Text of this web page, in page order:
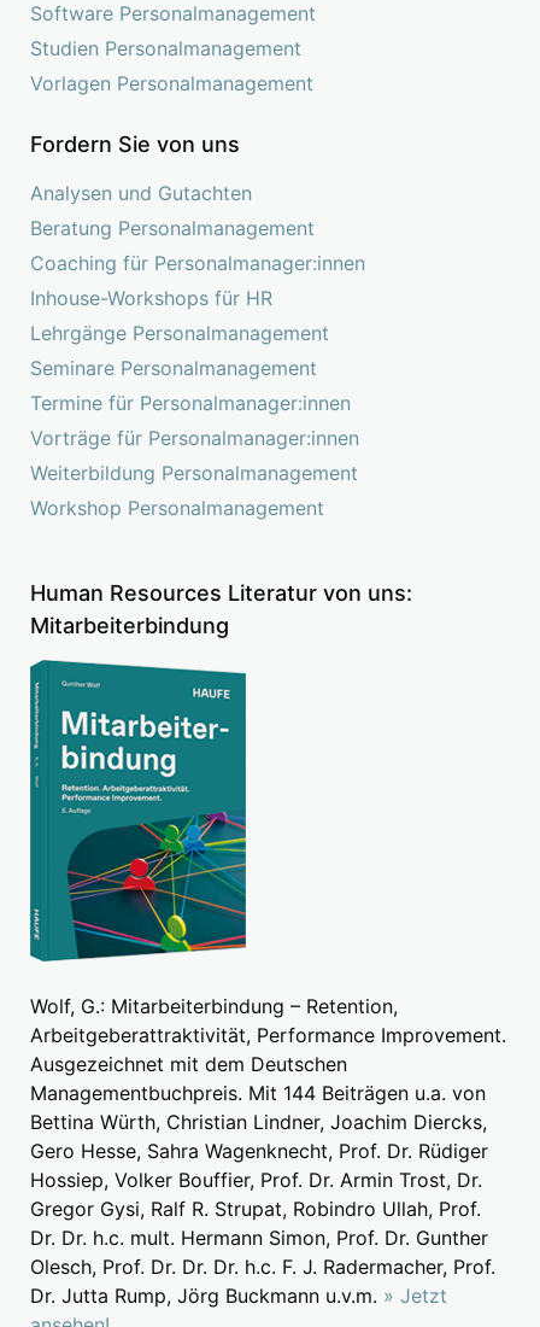
Software Personalmanagement
Studien Personalmanagement
Vorlagen Personalmanagement
Fordern Sie von uns
Analysen und Gutachten
Beratung Personalmanagement
Coaching für Personalmanager:innen
Inhouse-Workshops für HR
Lehrgänge Personalmanagement
Seminare Personalmanagement
Termine für Personalmanager:innen
Vorträge für Personalmanager:innen
Weiterbildung Personalmanagement
Workshop Personalmanagement
Human Resources Literatur von uns:
Mitarbeiterbindung
Wolf, G.: Mitarbeiterbindung – Retention,
Arbeitgeberattraktivität, Performance Improvement.
Ausgezeichnet mit dem Deutschen
Managementbuchpreis. Mit 144 Beiträgen u.a. von
Bettina Würth, Christian Lindner, Joachim Diercks,
Gero Hesse, Sahra Wagenknecht, Prof. Dr. Rüdiger
Hossiep, Volker Bouffier, Prof. Dr. Armin Trost, Dr.
Gregor Gysi, Ralf R. Strupat, Robindro Ullah, Prof.
Dr. Dr. h.c. mult. Hermann Simon, Prof. Dr. Gunther
Olesch, Prof. Dr. Dr. Dr. h.c. F. J. Radermacher, Prof.
Dr. Jutta Rump, Jörg Buckmann u.v.m. » Jetzt